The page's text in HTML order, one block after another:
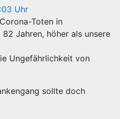
Uhr
Toten in
Jahren, höher als unsere
Ungefährlichkeit von
sollte doch